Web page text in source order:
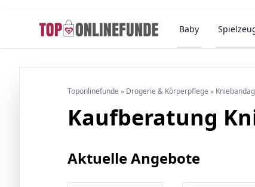
Baby
Toponlinefunde » Drogerie & Körperpflege »
Kaufberatung
Aktuelle Angebote